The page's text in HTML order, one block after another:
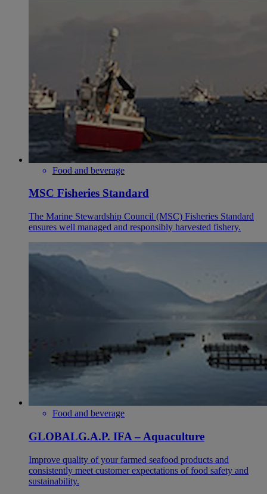
Food and beverage
MSC Fisheries Standard
The Marine Stewardship Council (MSC) Fisheries Standard
ensures well managed and responsibly harvested fishery.
Food and beverage
GLOBALG.A.P. IFA – Aquaculture
Improve quality of your farmed seafood products and
consistently meet customer expectations of food safety and
sustainability.